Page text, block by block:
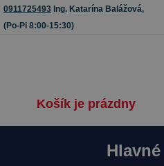
0911725493 Ing. Katarína Balážová,
(Po-Pi 8:00-15:30)
Košík je prázdny